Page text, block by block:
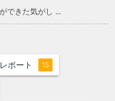
できた気がし ...
ポート 15